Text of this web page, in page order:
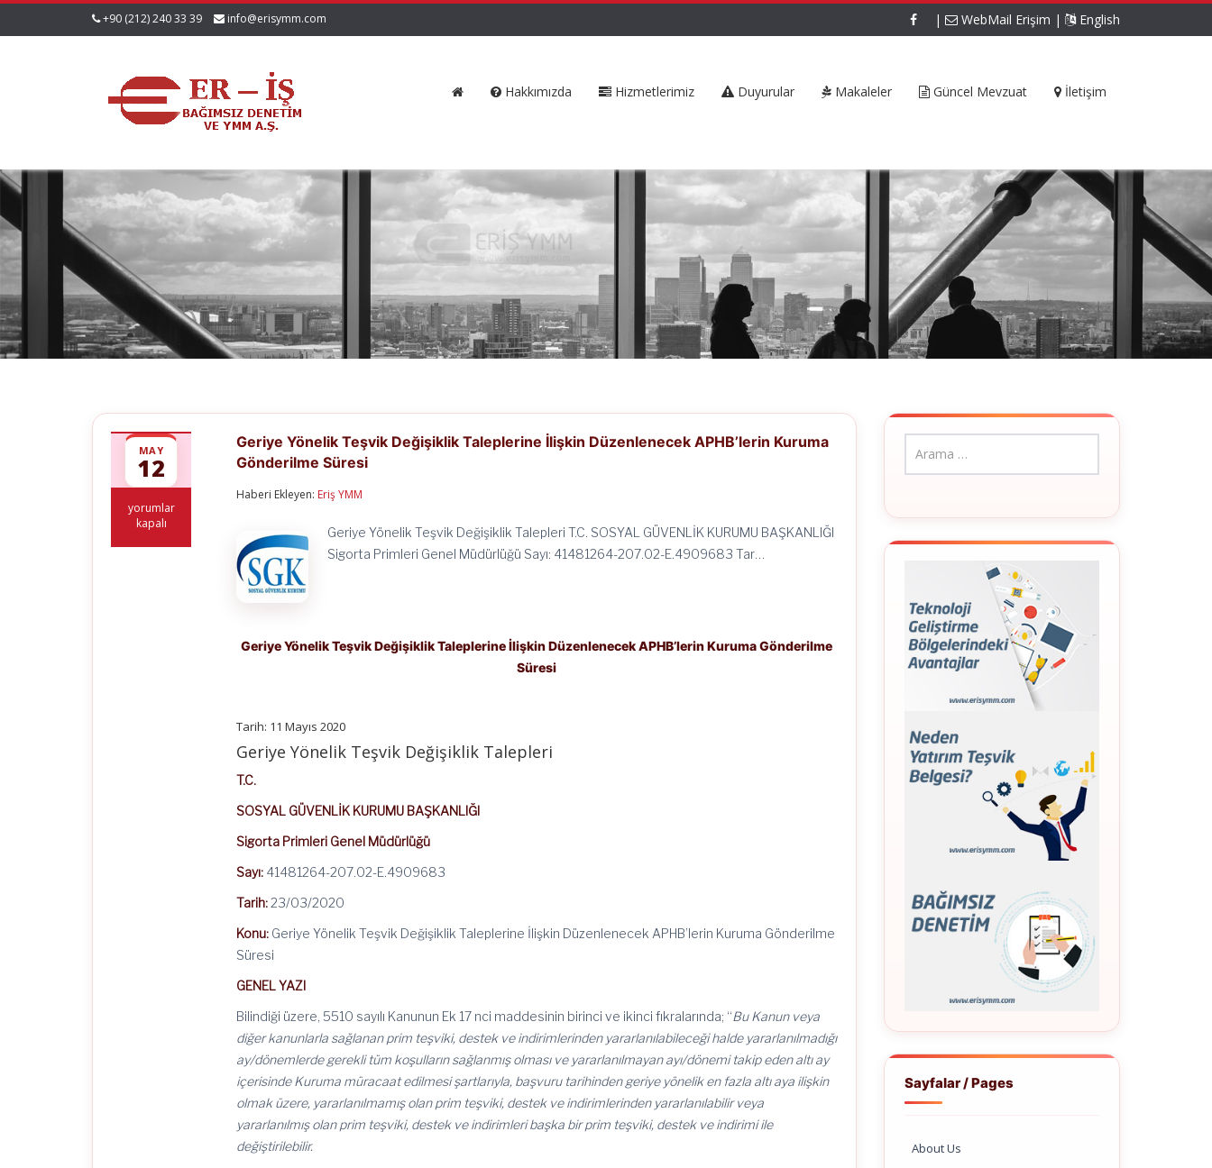
+90 (212) 240 33 39 info@erisymm.com | WebMail Erişim | English
Hakkımızda Hizmetlerimiz Duyurular Makaleler Güncel Mevzuat İletişim
MAY
12
Geriye
Yönelik
yorumlar
kapalı
Geriye Yönelik Teşvik Değişiklik Taleplerine İlişkin Düzenlenecek APHB’lerin Kuruma
Gönderilme Süresi
Haberi Ekleyen: Eriş YMM
Geriye Yönelik Teşvik Değişiklik Talepleri T.C. SOSYAL GÜVENLİK KURUMU BAŞKANLIĞI
Sigorta Primleri Genel Müdürlüğü Sayı: 41481264-207.02-E.4909683 Tar…
Geriye Yönelik Teşvik Değişiklik Taleplerine İlişkin Düzenlenecek APHB’lerin Kuruma Gönderilme
Süresi
Tarih: 11 Mayıs 2020
Geriye Yönelik Teşvik Değişiklik Talepleri
T.C.
SOSYAL GÜVENLİK KURUMU BAŞKANLIĞI
Sigorta Primleri Genel Müdürlüğü
Sayı: 41481264-207.02-E.4909683
Tarih:23/03/2020
Konu: Geriye Yönelik Teşvik Değişiklik Taleplerine İlişkin Düzenlenecek APHB’lerin Kuruma Gönderilme
Süresi
GENEL YAZI
Bilindiği üzere, 5510 sayılı Kanunun Ek 17 nci maddesinin birinci ve ikinci fıkralarında; “Bu Kanun veya
diğer kanunlarla sağlanan prim teşviki, destek ve indirimlerinden yararlanılabileceği halde yararlanılmadığı
ay/dönemlerde gerekli tüm koşulların sağlanmış olması ve yararlanılmayan ayı/dönemi takip eden altı ay
içerisinde Kuruma müracaat edilmesi şartlarıyla, başvuru tarihinden geriye yönelik en fazla altı aya ilişkin
olmak üzere, yararlanılmamış olan prim teşviki, destek ve indirimlerinden yararlanılabilir veya
yararlanılmış olan prim teşviki, destek ve indirimleri başka bir prim teşviki, destek ve indirimi ile
değiştirilebilir.
Sayfalar / Pages
About Us